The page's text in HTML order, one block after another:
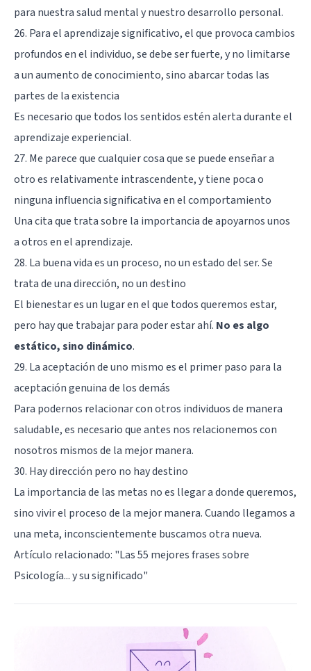
para nuestra salud mental y nuestro desarrollo personal.
26. Para el aprendizaje significativo, el que provoca cambios
profundos en el individuo, se debe ser fuerte, y no limitarse
a un aumento de conocimiento, sino abarcar todas las
partes de la existencia
Es necesario que todos los sentidos estén alerta durante el
aprendizaje experiencial.
27. Me parece que cualquier cosa que se puede enseñar a
otro es relativamente intrascendente, y tiene poca o
ninguna influencia significativa en el comportamiento
Una cita que trata sobre la importancia de apoyarnos unos
a otros en el aprendizaje.
28. La buena vida es un proceso, no un estado del ser. Se
trata de una dirección, no un destino
El bienestar es un lugar en el que todos queremos estar,
pero hay que trabajar para poder estar ahí. No es algo
estático, sino dinámico.
29. La aceptación de uno mismo es el primer paso para la
aceptación genuina de los demás
Para podernos relacionar con otros individuos de manera
saludable, es necesario que antes nos relacionemos con
nosotros mismos de la mejor manera.
30. Hay dirección pero no hay destino
La importancia de las metas no es llegar a donde queremos,
sino vivir el proceso de la mejor manera. Cuando llegamos a
una meta, inconscientemente buscamos otra nueva.
Artículo relacionado: "Las 55 mejores frases sobre
Psicología... y su significado"